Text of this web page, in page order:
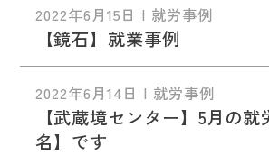
2022年6月15日 | 就労事例
【鏡石】就業事例
2022年6月14日 | 就労事例
【武蔵境センター】5月の就
名】です